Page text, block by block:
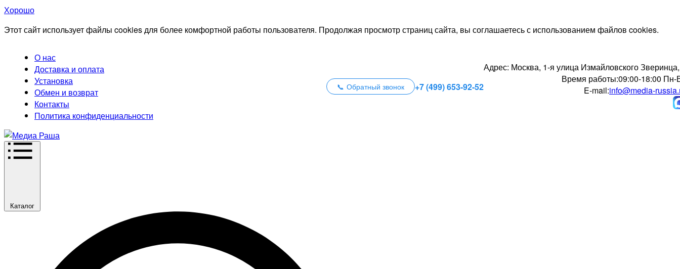
Хорошо
Этот сайт использует файлы cookies для более комфортной работы пользователя. Продолжая просмотр страниц сайта, вы соглашаетесь с использованием файлов cookies.
О нас
Доставка и оплата
Установка
Обмен и возврат
Контакты
Политика конфиденциальности
Обратный звонок +7 (499) 653-92-52
Адрес: Москва, 1-я улица Измайловского
Время работы:09:00-18:00 Пн-
E-mail:info@media-
Каталог